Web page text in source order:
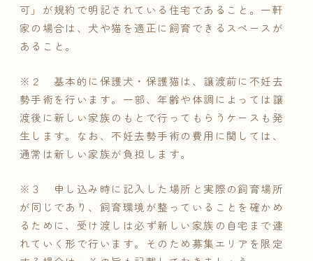
可」が規約で明記されている住宅であること。一軒
家の場合は、犬や猫を適正に飼育できるスペースが
あること。
※２ 基本的に保護犬・保護猫は、譲渡前に不妊去
勢手術を行います。一部、年齢や体調によっては譲
渡後に新しい家族のもとで行ってもらうケースも発
生します。なお、不妊去勢手術の費用に関しては、
通常は新しい家族が負担します。
※３ 申し込み時に記入した場所と実際の飼育場所
が同じであり、飼育環境が整っていることを確かめ
るために、受け渡しは必ず新しい家族の自宅まで連
れていく形で行います。そのため募集エリアを限定